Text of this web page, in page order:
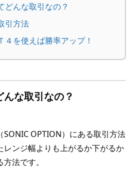
どんな取引なの？
引方法
４を使えば勝率アップ！
な取引なの？
SONIC OPTION）にある取引方法
レンジ幅よりも上がるか下がるか
法です。